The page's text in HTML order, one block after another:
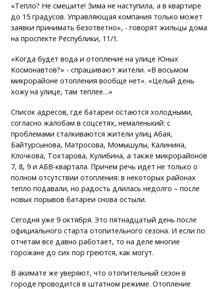
«Тепло? Не смешите! Зима не наступила, а в квартире
до 15 градусов. Управляющая компания только может
заявки принимать безответно», - говорят жильцы дома
на проспекте Республики, 11/1.
«Когда будет вода и отопление на улице Юных
Космонавтов?» - спрашивают жители. «В восьмом
микрорайоне отопления вообще нет». «Целый день
хожу на улице, там теплее…»
Список адресов, где батареи остаются холодными,
согласно жалобам в соцсетях, немаленький: с
проблемами сталкиваются жители улиц Абая,
Байтурсынова, Матросова, Момышулы, Калинина,
Клочкова, Тохтарова, Кулибина, а также микрорайонов
7, 8, 9 и АБВ-квартала. Причем речь идет не только о
полном отсутствии отопления: в некоторых районах
тепло подавали, но радость длилась недолго – после
новых порывов батареи снова остыли.
Сегодня уже 9 октября. Это пятнадцатый день после
официального старта отопительного сезона. И если по
отчетам все давно работает, то на деле многие
горожане до сих пор греются, как могут.
В акимате же уверяют, что отопительный сезон в
городе проводится в штатном режиме. Отопление